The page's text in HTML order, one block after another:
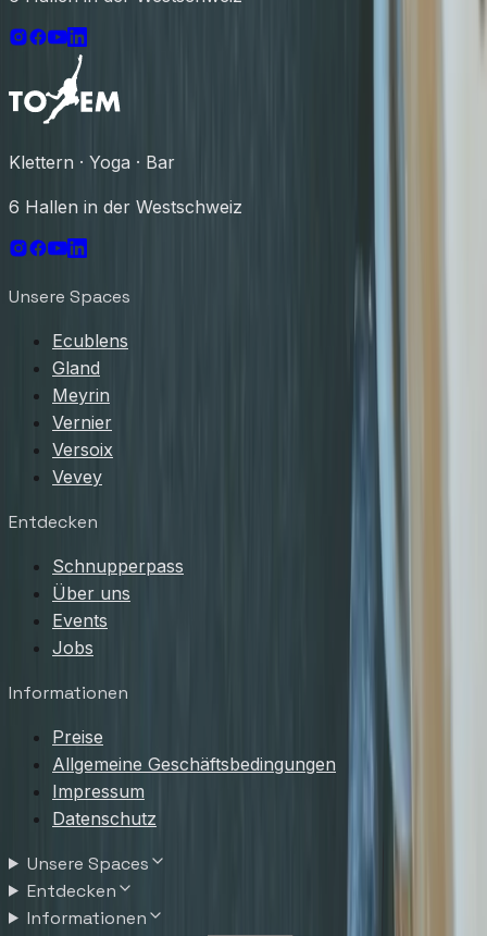
Klettern · Yoga · Bar
6 Hallen in der Westschweiz
Unsere Spaces
Ecublens
Gland
Meyrin
Vernier
Versoix
Vevey
Entdecken
Schnupperpass
Über uns
Events
Jobs
Informationen
Preise
Allgemeine Geschäftsbedingungen
Impressum
Datenschutz
Unsere Spaces
Entdecken
Informationen